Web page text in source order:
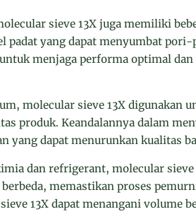
sieve 13X juga memiliki
padat yang dapat menyumbat
menjaga performa optimal
molecular sieve 13X digunakan
produk. Keandalannya dalam
yang dapat menurunkan kualitas
dan refrigerant, molecular
memastikan proses
13X dapat menangani volume